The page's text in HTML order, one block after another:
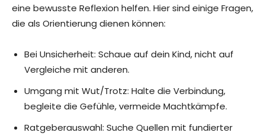
eine bewusste Reflexion helfen. Hier sind einige Fragen,
die als Orientierung dienen können:
Bei Unsicherheit: Schaue auf dein Kind, nicht auf
Vergleiche mit anderen.
Umgang mit Wut/Trotz: Halte die Verbindung,
begleite die Gefühle, vermeide Machtkämpfe.
Ratgeberauswahl: Suche Quellen mit fundierter